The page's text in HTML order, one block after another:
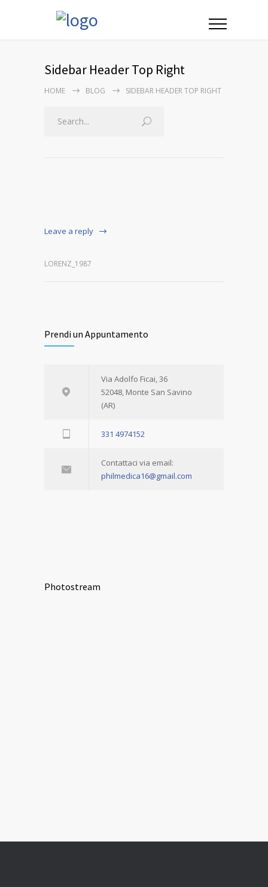
Sidebar Header Top Right
HOME BLOG SIDEBAR HEADER TOP RIGHT
Leave a reply
LORENZ_1987
Prendi un Appuntamento
Via Adolfo Ficai, 36
52048, Monte San Savino
(AR)
331 4974152
Contattaci via email:
philmedica16@gmail.com
Photostream